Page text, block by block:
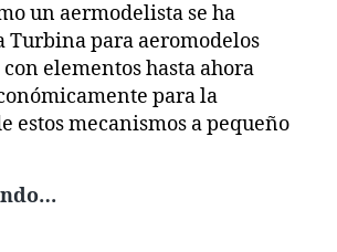
un aermodelista se ha
Turbina para aeromodelos
elementos hasta ahora
para la
estos mecanismos a pequeño
Turbina